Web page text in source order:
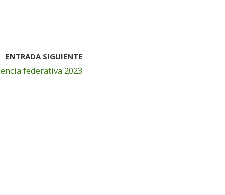
ENTRADA SIGUIENTE
federativa 2023